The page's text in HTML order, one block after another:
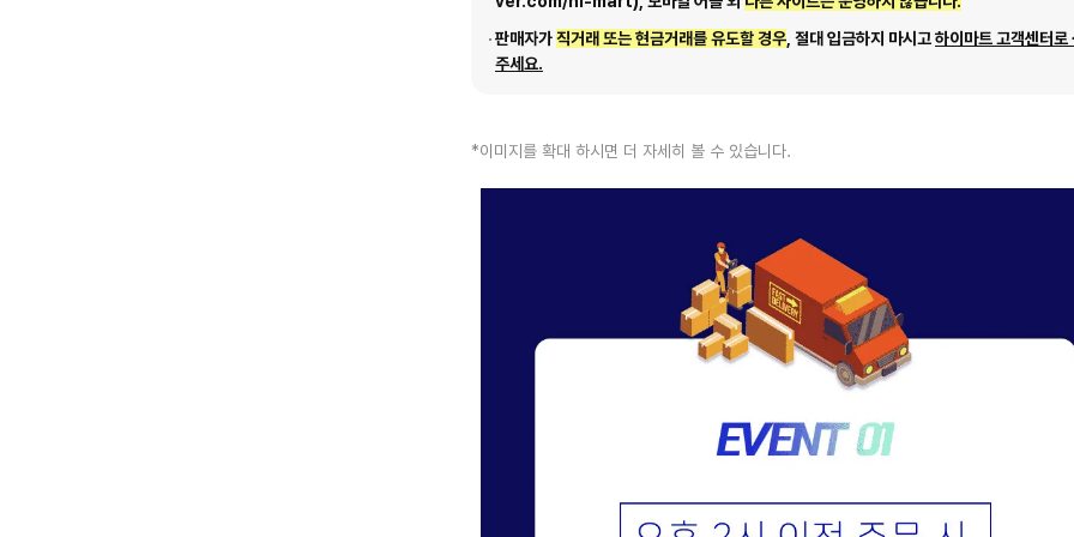
판매자가직거래 또는 현금거래를 유도할 경우 , 절대 입금하지 마시고하이마트 고객센터로
주세요.
*이미지를 확대 하시면 더 자세히 볼 수 있습니다.